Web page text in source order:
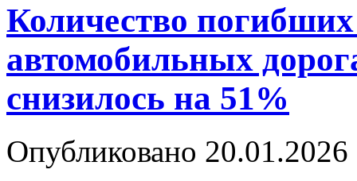
Количество
автомобильных
снизилось на 51%
Опубликовано